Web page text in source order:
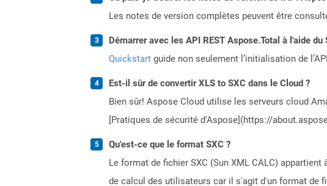
Les notes de version complètes peuvent être
Démarrer avec les API REST Aspose.Total à l'aide
Quickstart guide non seulement l’initialisation de
Est-il sûr de convertir XLS to SXC dans le Cloud ?
Bien sûr! Aspose Cloud utilise les serveurs cloud
[Pratiques de sécurité d'Aspose](https://
Qu'est-ce que le format SXC ?
Le format de fichier SXC (Sun XML CALC)
de calcul des utilisateurs car il s'agit d'un format de